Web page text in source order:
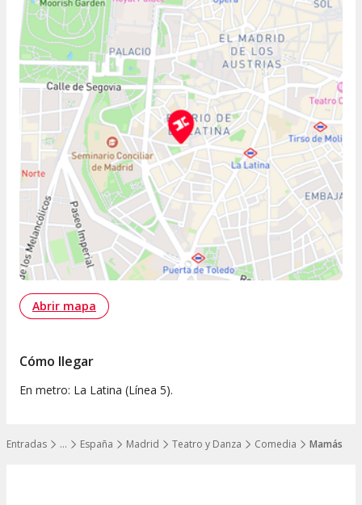
…
Mostrar todos los niveles
Entradas España Madrid Teatro y Danza Comedia Mamás
Abrir mapa
Cómo llegar
En metro: La Latina (Línea 5).